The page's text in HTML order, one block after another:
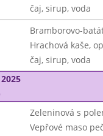
čaj, sirup, voda
Bramborovo-
Hrachová kaše,
čaj, sirup, voda
Zeleninová s
Vepřové maso